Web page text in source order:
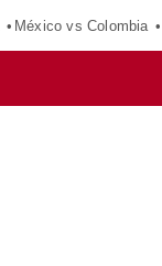
México vs Colombia